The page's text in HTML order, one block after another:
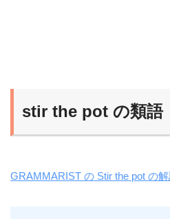
stir the pot の類語
GRAMMARIST の Stir the pot の